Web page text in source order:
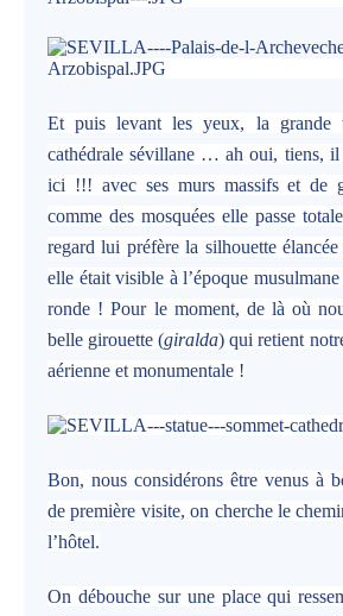
Et puis levant les yeux, la grande
cathédrale sévillane … ah oui, tiens, il
ici !!! avec ses murs massifs et de
comme des mosquées elle passe
regard lui préfère la silhouette
elle était visible à l’époque
ronde ! Pour le moment, de là où
belle girouette (giralda) qui retient
aérienne et monumentale !
Bon, nous considérons être venus à
de première visite, on cherche le
l’hôtel.
On débouche sur une place qui